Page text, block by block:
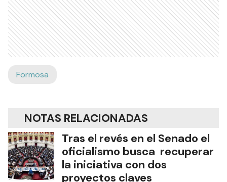
Formosa
NOTAS RELACIONADAS
Tras el revés en el Senado el
oficialismo busca recuperar
la iniciativa con dos
proyectos claves